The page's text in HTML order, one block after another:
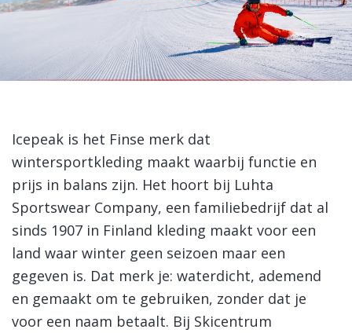
koopgidsen
Log in Skinext
Icepeak skikleding
Icepeak is het Finse merk dat
wintersportkleding maakt waarbij functie en
prijs in balans zijn. Het hoort bij Luhta
Sportswear Company, een familiebedrijf dat al
sinds 1907 in Finland kleding maakt voor een
land waar winter geen seizoen maar een
gegeven is. Dat merk je: waterdicht, ademend
en gemaakt om te gebruiken, zonder dat je
voor een naam betaalt. Bij Skicentrum